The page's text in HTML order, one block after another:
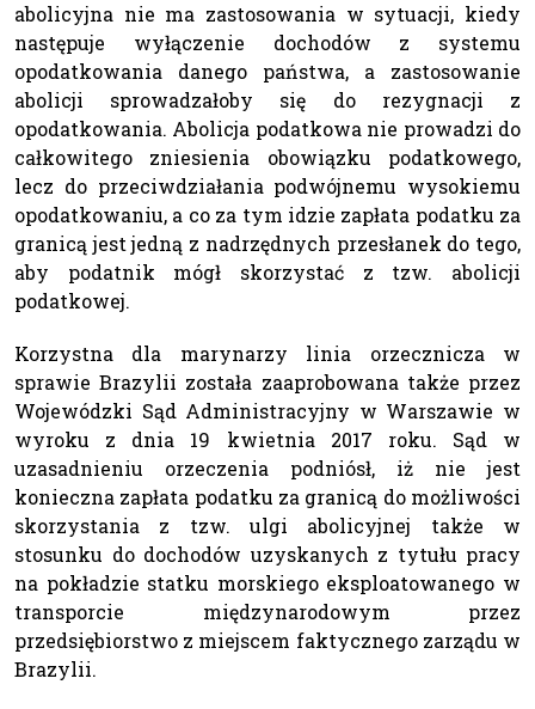
abolicyjna nie ma zastosowania w sytuacji, kiedy
następuje wyłączenie dochodów z systemu
opodatkowania danego państwa, a zastosowanie
abolicji sprowadzałoby się do rezygnacji z
opodatkowania. Abolicja podatkowa nie prowadzi do
całkowitego zniesienia obowiązku podatkowego,
lecz do przeciwdziałania podwójnemu wysokiemu
opodatkowaniu, a co za tym idzie zapłata podatku za
granicą jest jedną z nadrzędnych przesłanek do tego,
aby podatnik mógł skorzystać z tzw. abolicji
podatkowej.
Korzystna dla marynarzy linia orzecznicza w
sprawie Brazylii została zaaprobowana także przez
Wojewódzki Sąd Administracyjny w Warszawie w
wyroku z dnia 19 kwietnia 2017 roku. Sąd w
uzasadnieniu orzeczenia podniósł, iż nie jest
konieczna zapłata podatku za granicą do możliwości
skorzystania z tzw. ulgi abolicyjnej także w
stosunku do dochodów uzyskanych z tytułu pracy
na pokładzie statku morskiego eksploatowanego w
transporcie międzynarodowym przez
przedsiębiorstwo z miejscem faktycznego zarządu w
Brazylii.